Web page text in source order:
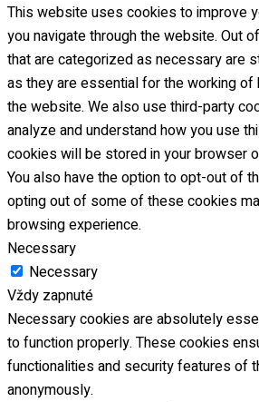
This website uses cookies to improve
you navigate through the website. Out
that are categorized as necessary are
as they are essential for the working
the website. We also use third-party
analyze and understand how you use
cookies will be stored in your browser
You also have the option to opt-out of
opting out of some of these cookies
browsing experience.
Necessary
Necessary
Vždy zapnuté
Necessary cookies are absolutely
to function properly. These cookies
functionalities and security features of
anonymously.